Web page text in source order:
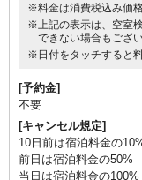
※料金は消費税込み価格
※上記の表示は、空室
できない場合もござい
※日付をタッチすると
[予約金]
不要
[キャンセル規定]
10日前は宿泊料金の
前日は宿泊料金の50%
当日は宿泊料金の100%